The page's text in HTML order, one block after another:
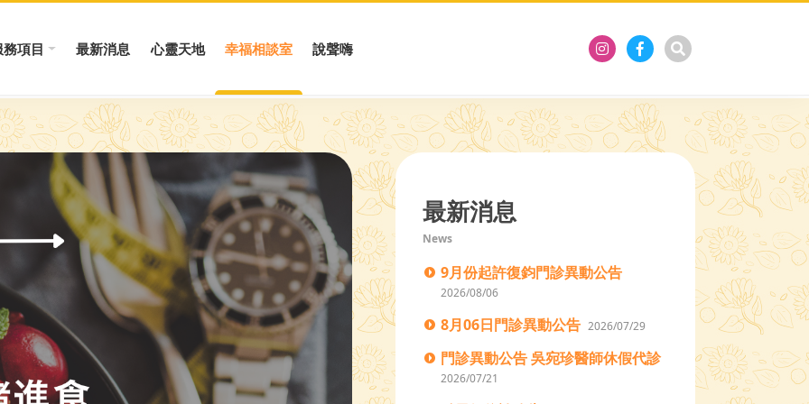
務項目 最新消息 心靈天地 幸福相談室 說聲嗨
最新消息
News
9月份起許復鈞門診異動公告
2026/08/06
8月06日門診異動公告 2026/07/29
門診異動公告 吳宛珍醫師休假代診
2026/07/21